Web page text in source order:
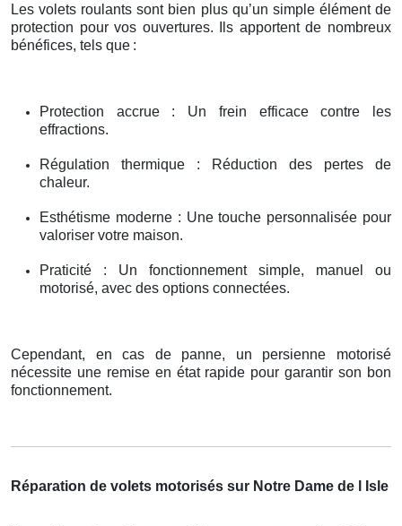
Les volets roulants sont bien plus qu’un simple élément de
protection pour vos ouvertures. Ils apportent de nombreux
bénéfices, tels que :
Protection accrue : Un frein efficace contre les
effractions.
Régulation thermique : Réduction des pertes de
chaleur.
Esthétisme moderne : Une touche personnalisée pour
valoriser votre maison.
Praticité : Un fonctionnement simple, manuel ou
motorisé, avec des options connectées.
Cependant, en cas de panne, un persienne motorisé
nécessite une remise en état rapide pour garantir son bon
fonctionnement.
Réparation de volets motorisés sur Notre Dame de l Isle